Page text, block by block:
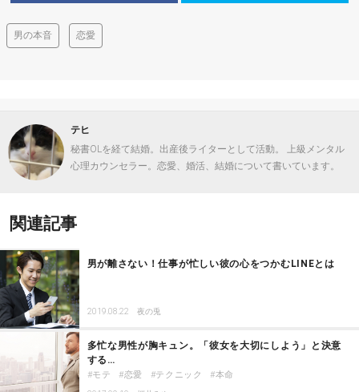
男の本音 恋愛
テヒ
秘書OLを経て結婚。出産後ライターとして活動。 上級メンタル
心理カウンセラー。恋愛、婚活、結婚について書いています。
関連記事
男が離さない！仕事が忙しい彼の心をつかむLINEとは
2019.08.22 夜の兎
多忙な男性が胸キュン。「彼女を大切にしよう」と決意
する…
モテ 恋愛 テクニック 本命